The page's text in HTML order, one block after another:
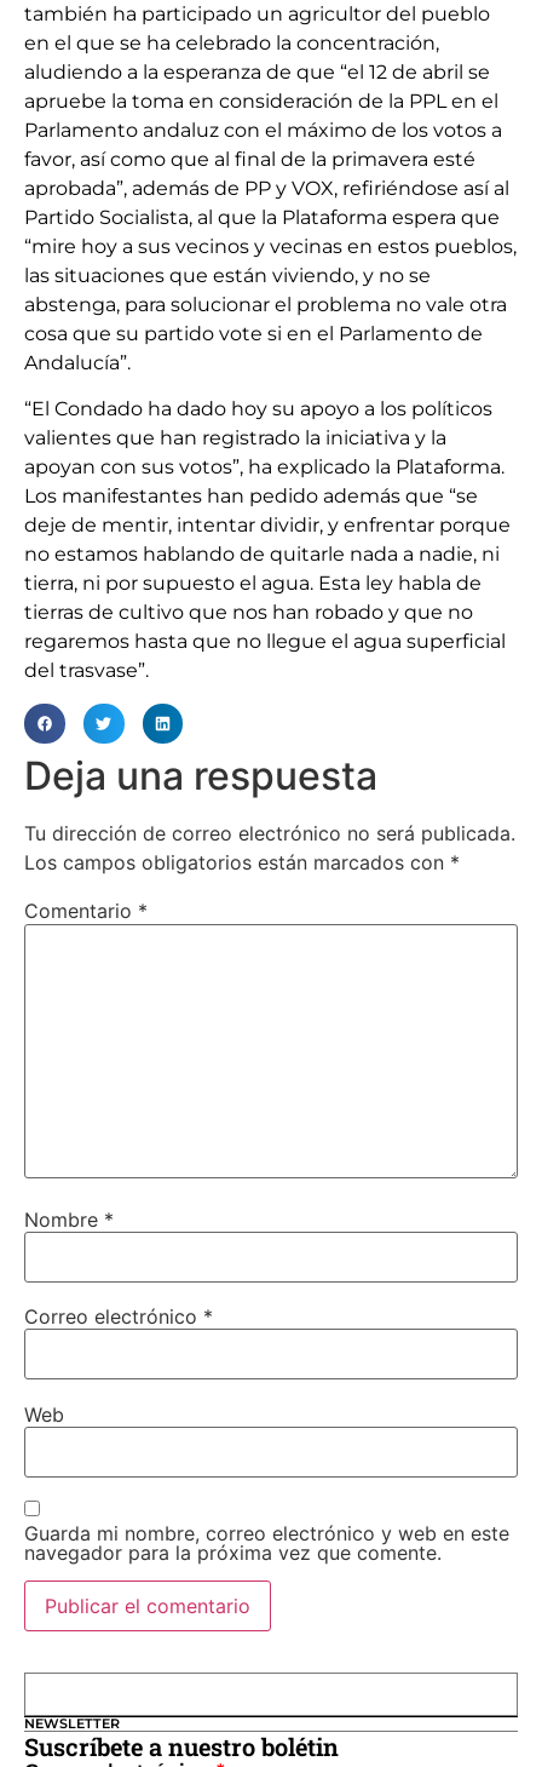
también ha participado un agricultor del pueblo
en el que se ha celebrado la concentración,
aludiendo a la esperanza de que “el 12 de abril se
apruebe la toma en consideración de la PPL en el
Parlamento andaluz con el máximo de los votos a
favor, así como que al final de la primavera esté
aprobada”, además de PP y VOX, refiriéndose así al
Partido Socialista, al que la Plataforma espera que
“mire hoy a sus vecinos y vecinas en estos pueblos,
las situaciones que están viviendo, y no se
abstenga, para solucionar el problema no vale otra
cosa que su partido vote si en el Parlamento de
Andalucía”.
“El Condado ha dado hoy su apoyo a los políticos
valientes que han registrado la iniciativa y la
apoyan con sus votos”, ha explicado la Plataforma.
Los manifestantes han pedido además que “se
deje de mentir, intentar dividir, y enfrentar porque
no estamos hablando de quitarle nada a nadie, ni
tierra, ni por supuesto el agua. Esta ley habla de
tierras de cultivo que nos han robado y que no
regaremos hasta que no llegue el agua superficial
del trasvase”.
Deja una respuesta
Tu dirección de correo electrónico no será publicada.
Los campos obligatorios están marcados con *
Comentario *
Nombre *
Correo electrónico *
Web
Guarda mi nombre, correo electrónico y web en este
navegador para la próxima vez que comente.
NEWSLETTER
Suscríbete a nuestro bolétin